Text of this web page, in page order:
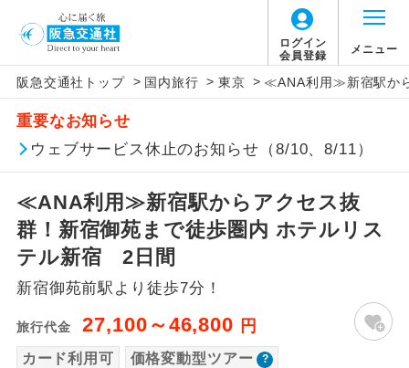
ログイン
会員登録
メニュー
阪急交通社トップ > 国内旅行 > 東京 > ≪ANA利用≫新宿駅か
重要なお知らせ
ウェブサービス休止のお知らせ（8/10、8/11）
≪ANA利用≫新宿駅からアクセス抜
群！新宿御苑まで徒歩圏内 ホテルリス
テル新宿 2日間
新宿御苑前駅より徒歩7分！
旅行代金 27,100～46,800 円
カード利用可 価格変動型ツアー
アイコン 説明
添乗員同行
往路出発空港（駅）から復路到着空港
（駅）まで同行します。
現地添乗員同
行
現地到着空港（駅）から最終日出発空港
（駅）まで添乗員が同行します。
バスガイド乗
務
バスガイドが乗務し、車内での観光案内
があります。
新コース 初登場のコースです。
「価格変動型ツアー」に関するご案内
価格変動型ツアーとは
賃」を利用したツアーです。
お申し込み時期・ご利用便の空席状況に
よって料金が変動いたします。
以下の注意事項をあらかじめご了承いただき
ますようお願いいたします。